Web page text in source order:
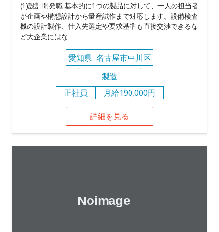
(1)設計開発職 基本的に1つの製品に対して、一人の担当者
が企画や構想設計から量産試作まで対応します。設備検査
機の設計製作、仕入先選定や要求基準も直接交渉できるな
ど大企業にはな
愛知県 名古屋市中川区
製造
正社員
月給190,000円
詳細を見る